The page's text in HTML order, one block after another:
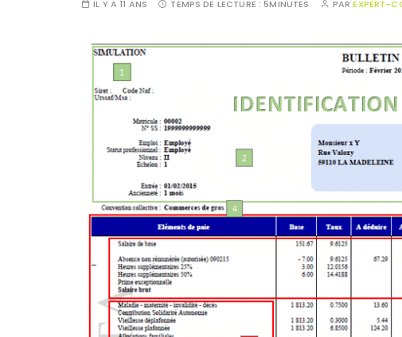
IL Y A 11 ANS TEMPS DE LECTURE :5MINUTES PAREXPERT-